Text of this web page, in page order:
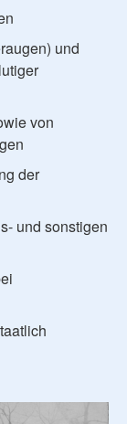
und
von
der
und sonstigen